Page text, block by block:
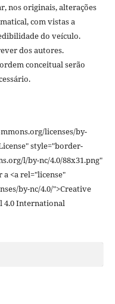
nos originais, alterações
com vistas a
do veículo.
dos autores.
conceitual serão
licenses/by-
style="border-
l/by-nc/4.0/88x31.png"
<a rel="license"
by-nc/4.0/">Creative
4.0 International